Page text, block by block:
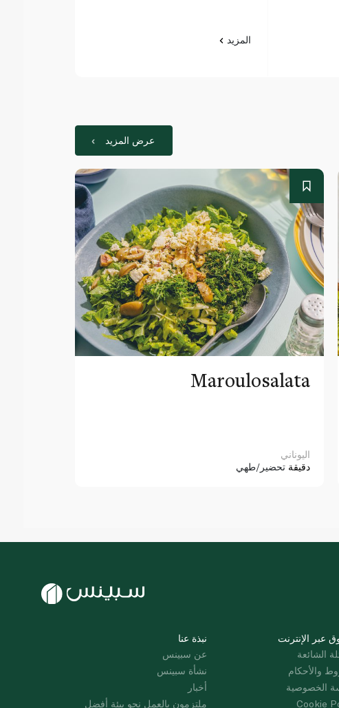
المزيد
عرض المزيد
Maroulosalata
اليوناني
دقيقة تحضير/طهي
نبذة عنا
عن سبينس
نشأة سبينس
أخبار
ملتزمون بالعمل نحو بيئة أفضل
عبر الإنترنت
الشائعة
والأحكام
الخصوصية
Cookie